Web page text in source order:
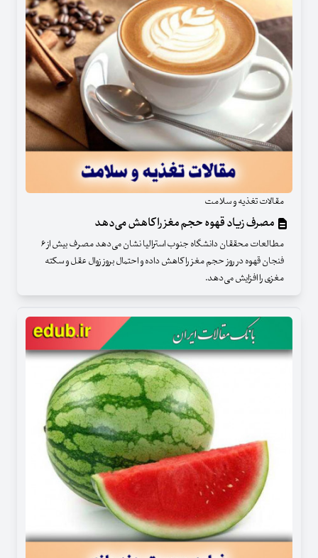
مقالات تغذیه و سلامت
مصرف زیاد قهوه حجم مغز را کاهش می‌دهد
مطالعات محققان دانشگاه جنوب استرالیا نشان می‌دهد مصرف بیش از ۶
فنجان قهوه در روز حجم مغز را کاهش داده و احتمال بروز زوال عقل و سکته
مغزی را افزایش می‌دهد.